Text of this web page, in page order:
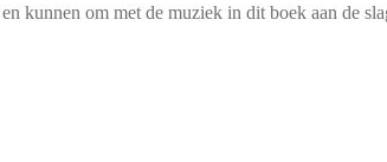
kunnen om met de muziek in dit boek aan de